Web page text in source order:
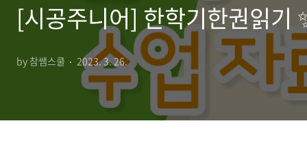
[시공주니어] 한학기한권읽기
by 참쌤스쿨 2023. 3. 26.